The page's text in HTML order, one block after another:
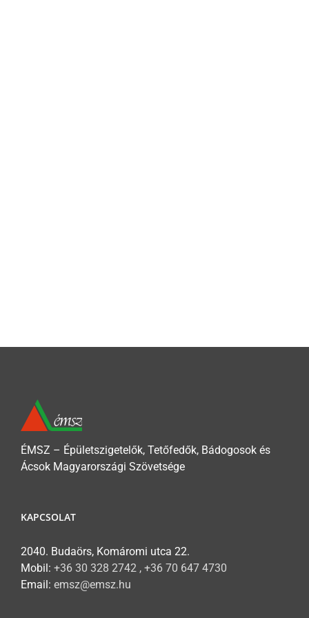
ÉMSZ – Épületszigetelők, Tetőfedők, Bádogosok és
Ácsok Magyarországi Szövetsége
KAPCSOLAT
2040. Budaörs, Komáromi utca 22.
Mobil: +36 30 328 2742 , +36 70 647 4730
Email: emsz@emsz.hu